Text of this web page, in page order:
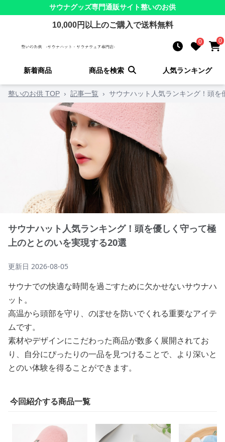
サウナグッズ専門通販サイト整いのお供
10,000円以上のご購入で送料無料
0 0
新着商品 商品を検索 人気ランキング
整いのお供 TOP › 記事一覧 › サウナハット人気ランキング！頭
サウナハット人気ランキング！頭を優しく守って極
上のととのいを実現する20選
更新日 2026-08-05
サウナでの快適な時間を過ごすために欠かせないサウナハ
ット。
高温から頭部を守り、のぼせを防いでくれる重要なアイテ
ムです。
素材やデザインにこだわった商品が数多く展開されてお
り、自分にぴったりの一品を見つけることで、より深いと
とのい体験を得ることができます。
今回紹介する商品一覧